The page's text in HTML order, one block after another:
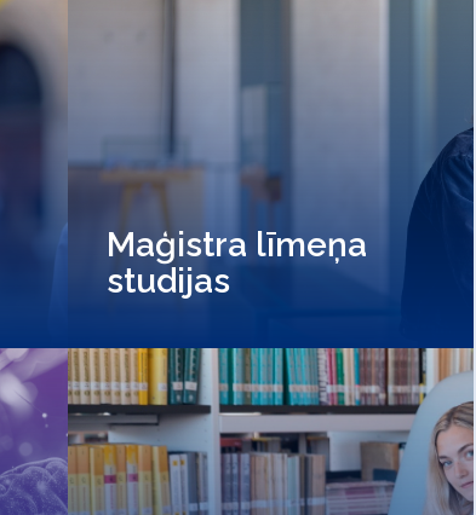
Maģistra līmeņa
studijas